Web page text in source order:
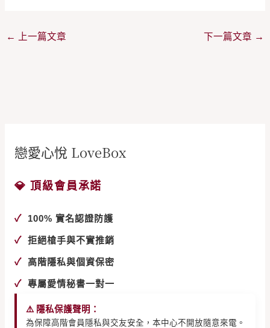
← 上一篇文章 下一篇文章 →
戀愛心悅 LoveBox
💎 頂級會員承諾
✓ 100% 實名認證防護
✓ 拒絕槍手與不實推銷
✓ 高階隱私與個資保密
✓ 專屬愛情秘書一對一
⚠️ 隱私保護聲明：
為保障高階會員隱私與交友安全，本中心不開放隨意來電。